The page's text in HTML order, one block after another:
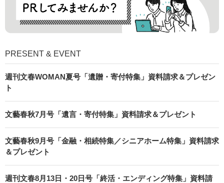
PRESENT & EVENT
週刊文春WOMAN夏号「遺贈・寄付特集」資料請求＆プレゼン
ト
文藝春秋7月号「遺言・寄付特集」資料請求＆プレゼント
文藝春秋9月号「金融・相続特集／シニアホーム特集」資料請求
＆プレゼント
週刊文春8月13日・20日号「終活・エンディング特集」資料請